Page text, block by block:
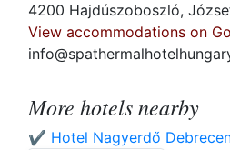
4200 Hajdúszoboszló,
View accommodations on
More hotels nearby
✔️ Hotel Nagyerdő